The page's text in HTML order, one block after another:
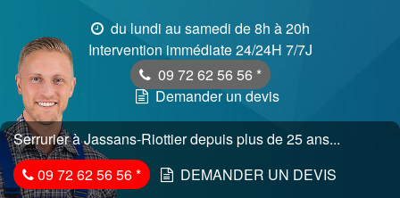
du lundi au samedi de 8h à 20h
Intervention immédiate 24/24H 7/7J
09 72 62 56 56 *
Demander un devis
Serrurier à Jassans-Riottier depuis plus de 25 ans...
09 72 62 56 56* DEMANDER UN DEVIS